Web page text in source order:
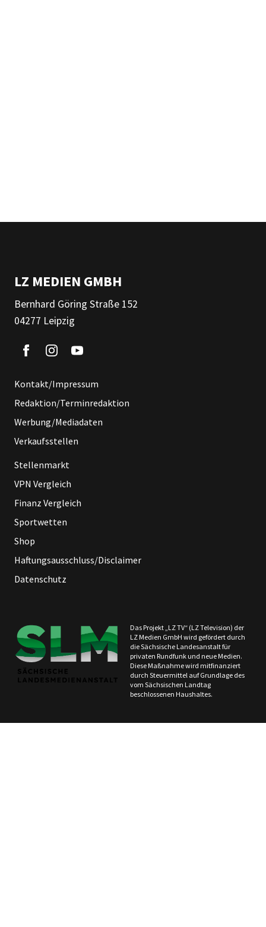
LZ MEDIEN GMBH
Bernhard Göring Straße 152
04277 Leipzig
Kontakt/Impressum
Redaktion/Terminredaktion
Werbung/Mediadaten
Verkaufsstellen
Stellenmarkt
VPN Vergleich
Finanz Vergleich
Sportwetten
Shop
Haftungsausschluss/Disclaimer
Datenschutz
Das Projekt „LZ TV“ (LZ Television) der
LZ Medien GmbH wird gefördert durch
die Sächsische Landesanstalt für
privaten Rundfunk und neue Medien.
Diese Maßnahme wird mitfinanziert
durch Steuermittel auf Grundlage des
vom Sächsischen Landtag
beschlossenen Haushaltes.